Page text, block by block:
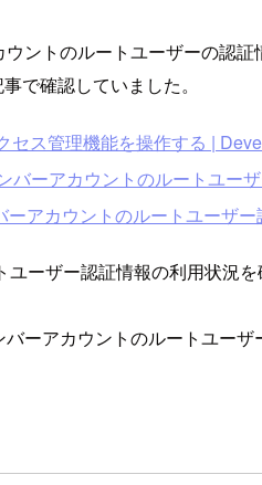
ントのルートユーザーの認証
で確認していました。
セス管理機能を操作する |
バーアカウントのルートユー
アカウントのルートユーザ
ーザー認証情報の利用状況
ーアカウントのルートユー